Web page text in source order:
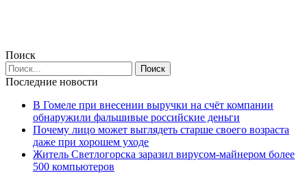
Поиск
Последние новости
В Гомеле при внесении выручки на счёт компании
обнаружили фальшивые российские деньги
Почему лицо может выглядеть старше своего возраста
даже при хорошем уходе
Житель Светлогорска заразил вирусом-майнером более
500 компьютеров